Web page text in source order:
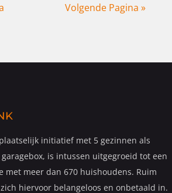
Volgende Pagina »
initiatief met 5 gezinnen als
is intussen uitgegroeid tot een
met meer dan 670 huishoudens. Ruim
hiervoor belangeloos en onbetaald in.